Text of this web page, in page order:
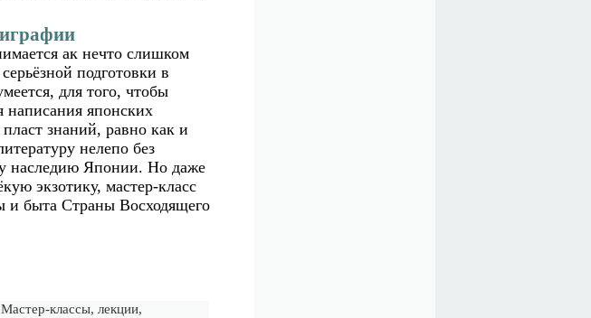
ак нечто слишком
подготовки в
для того, чтобы
написания японских
знаний, равно как и
нелепо без
наследию Японии. Но даже
экзотику, мастер-класс
и быта Страны Восходящего
Мастер-классы, лекции,